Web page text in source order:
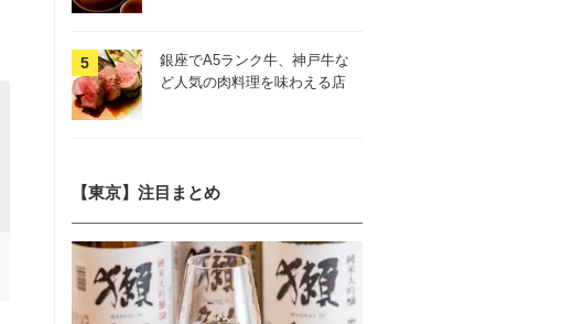
銀座でA5ランク牛、神戸牛な
ど人気の肉料理を味わえる店
【東京】注目まとめ